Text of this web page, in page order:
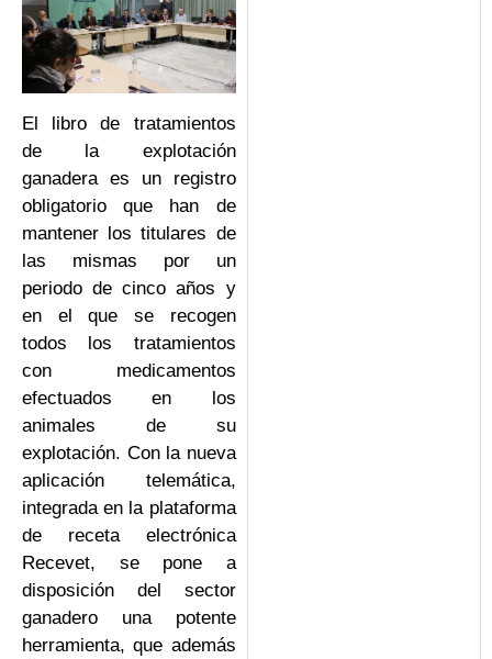
El libro de tratamientos
de la explotación
ganadera es un registro
obligatorio que han de
mantener los titulares de
las mismas por un
periodo de cinco años y
en el que se recogen
todos los tratamientos
con medicamentos
efectuados en los
animales de su
explotación. Con la nueva
aplicación telemática,
integrada en la plataforma
de receta electrónica
Recevet, se pone a
disposición del sector
ganadero una potente
herramienta, que además